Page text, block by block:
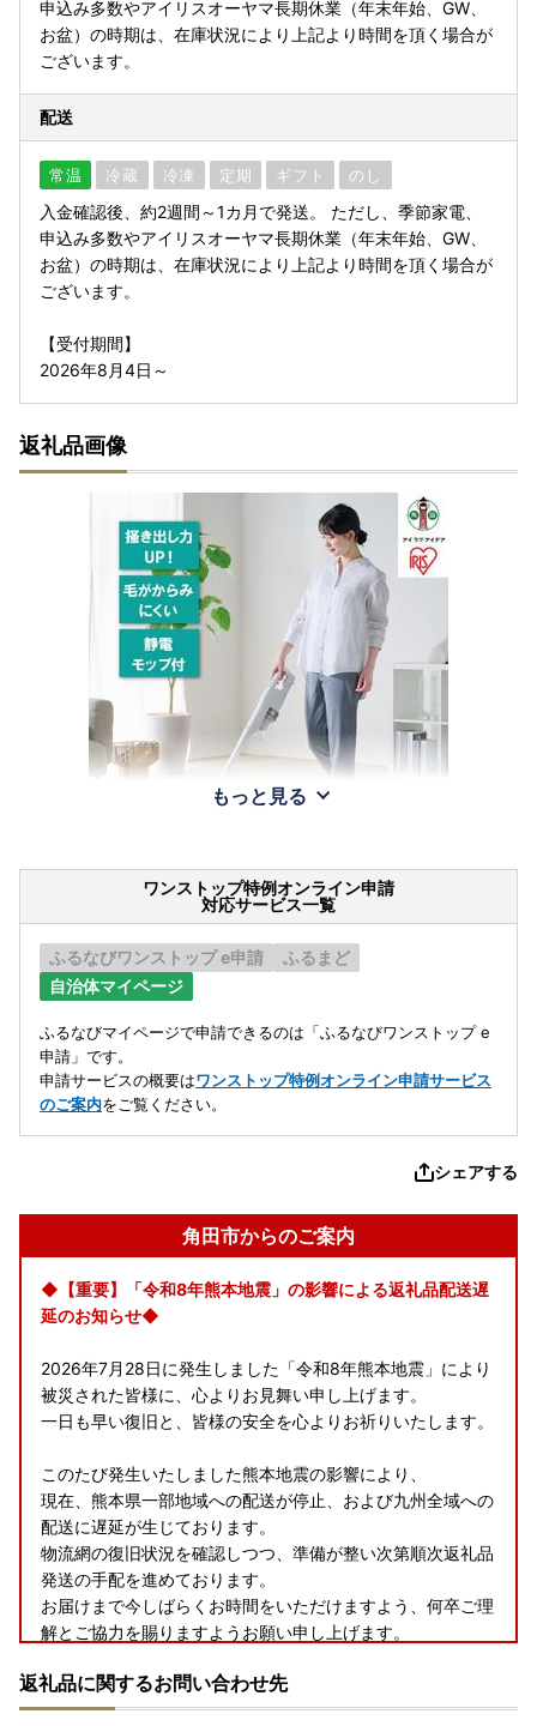
申込み多数やアイリスオーヤマ長期休業（年末年始、GW、
お盆）の時期は、在庫状況により上記より時間を頂く場合が
ございます。
配送
常温 冷蔵 冷凍 定期 ギフト のし
入金確認後、約2週間～1カ月で発送。 ただし、季節家電、
申込み多数やアイリスオーヤマ長期休業（年末年始、GW、
お盆）の時期は、在庫状況により上記より時間を頂く場合が
ございます。
【受付期間】
2026年8月4日～
返礼品画像
もっと見る
ワンストップ特例オンライン申請
対応サービス一覧
ふるなびワンストップ e申請
ふるまど
自治体マイページ
ふるなびマイページで申請できるのは「ふるなびワンストップ e
申請」です。
申請サービスの概要はワンストップ特例オンライン申請サービス
のご案内をご覧ください。
シェアする
角田市からのご案内
◆【重要】「令和8年熊本地震」の影響による返礼品配送遅
延のお知らせ◆
2026年7月28日に発生しました「令和8年熊本地震」により
被災された皆様に、心よりお見舞い申し上げます。
一日も早い復旧と、皆様の安全を心よりお祈りいたします。
このたび発生いたしました熊本地震の影響により、
現在、熊本県一部地域への配送が停止、および九州全域への
配送に遅延が生じております。
物流網の復旧状況を確認しつつ、準備が整い次第順次返礼品
発送の手配を進めております。
お届けまで今しばらくお時間をいただけますよう、何卒ご理
解とご協力を賜りますようお願い申し上げます。
返礼品に関するお問い合わせ先